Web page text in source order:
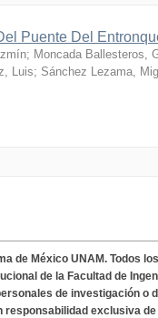
Puente Del
; Moncada Ballesteros,
Luis; Sánchez Lezama,
de México UNAM. Todos
de la Facultad de
de investigación o
responsabilidad exclusiva